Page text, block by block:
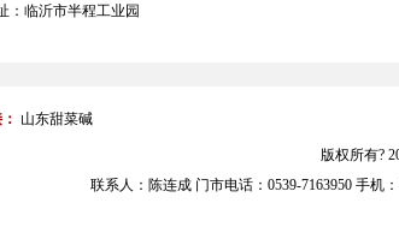
：临沂市半程工业园
山东甜菜碱
版权所有?
联系人：陈连成 门市电话：0539-7163950 手机